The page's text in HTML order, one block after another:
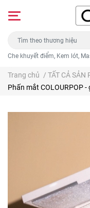
Che khuyết điểm, Kem lót,
Trang chủ / TẤT CẢ SẢN
Phấn mắt COLOURPOP